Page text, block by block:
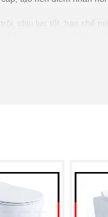
chịu lực tốt, hạn chế
chống bắn nước, giữ